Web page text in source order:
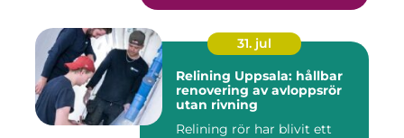
31. jul
Relining Uppsala: hållbar
renovering av avloppsrör
utan rivning
Relining rör har blivit ett